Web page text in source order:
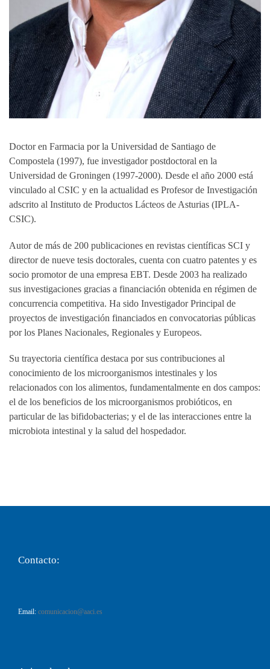
Doctor en Farmacia por la Universidad de Santiago de
Compostela (1997), fue investigador postdoctoral en la
Universidad de Groningen (1997-2000). Desde el año 2000 está
vinculado al CSIC y en la actualidad es Profesor de Investigación
adscrito al Instituto de Productos Lácteos de Asturias (IPLA-
CSIC).
Autor de más de 200 publicaciones en revistas científicas SCI y
director de nueve tesis doctorales, cuenta con cuatro patentes y es
socio promotor de una empresa EBT. Desde 2003 ha realizado
sus investigaciones gracias a financiación obtenida en régimen de
concurrencia competitiva. Ha sido Investigador Principal de
proyectos de investigación financiados en convocatorias públicas
por los Planes Nacionales, Regionales y Europeos.
Su trayectoria científica destaca por sus contribuciones al
conocimiento de los microorganismos intestinales y los
relacionados con los alimentos, fundamentalmente en dos campos:
el de los beneficios de los microorganismos probióticos, en
particular de las bifidobacterias; y el de las interacciones entre la
microbiota intestinal y la salud del hospedador.
Contacto:
Email: comunicacion@aaci.es